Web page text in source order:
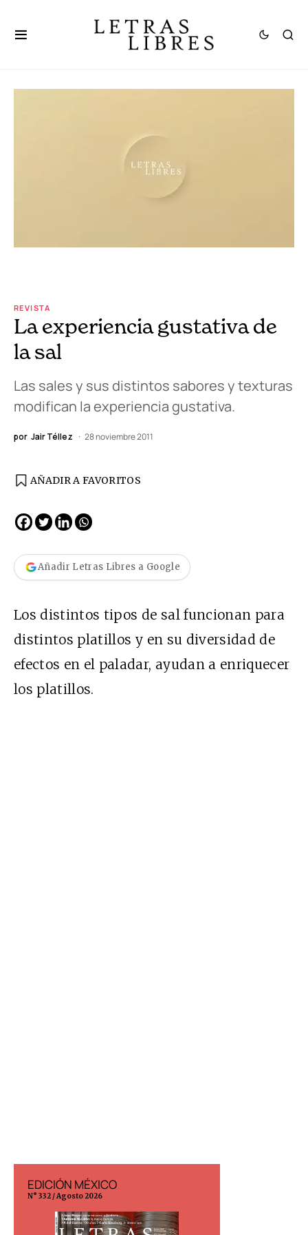
REVISTA
La experiencia gustativa de
la sal
Las sales y sus distintos sabores y texturas
modifican la experiencia gustativa.
por Jair Téllez 28 noviembre 2011
AÑADIR A FAVORITOS
Añadir Letras Libres a Google
Los distintos tipos de sal funcionan para
distintos platillos y en su diversidad de
efectos en el paladar, ayudan a enriquecer
los platillos.
EDICIÓN MÉXICO
N° 332 / Agosto 2026